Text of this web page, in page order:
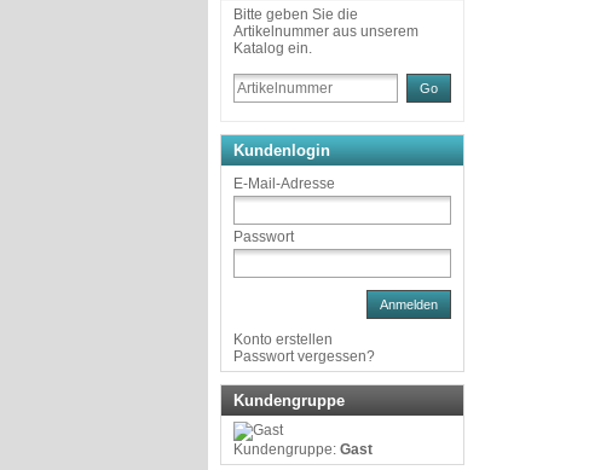
Bitte geben Sie die
Artikelnummer aus unserem
Katalog ein.
Go
Kundenlogin
E-Mail-Adresse
Passwort
Anmelden
Konto erstellen
Passwort vergessen?
Kundengruppe
Kundengruppe: Gast